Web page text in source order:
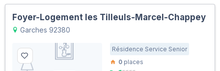
Foyer-Logement les Tilleuls-Marcel-Chappey
Garches 92380
Résidence Service Senior
0 places